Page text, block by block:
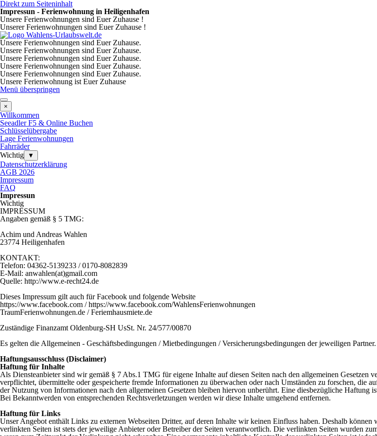
Direkt zum Seiteninhalt
Impressun - Ferienwohnung in Heiligenhafen
Unsere Ferienwohnungen sind Euer Zuhause !
Unserer Ferienwohnungen sind Euer Zuhause !
Unsere Ferienwohnungen sind Euer Zuhause.
Unsere Ferienwohnungen sind Euer Zuhause.
Unsere Ferienwohnungen sind Euer Zuhause.
Unsere Ferienwohnungen sind Euer Zuhause.
Unsere Ferienwohnungen sind Euer Zuhause.
Unsere Ferienwohnung ist Euer Zuhause
Menü überspringen
×
Willkommen
Seeadler F5 & Online Buchen
Schlüsselübergabe
Lage Ferienwohnungen
Fahrräder
Wichtig
▼
Datenschutzerklärung
AGB 2026
Impressum
FAQ
Impressun
Wichtig
IMPRESSUM
Angaben gemäß § 5 TMG:
Achim und Andreas Wahlen
23774 Heiligenhafen
KONTAKT:
Telefon: 04362-5139233 / 0170-8082839
E-Mail: anwahlen(at)gmail.com
Quelle: http://www.e-recht24.de
Dieses Impressum gilt auch für Facebook und folgende Website
https://www.facebook.com /https://www.facebook.com/WahlensFerienwohnungen
TraumFerienwohnungen.de / Feriemhausmiete.de
Zuständige Finanzamt Oldenburg-SH UsSt. Nr. 24/577/00870
Es gelten die Allgemeinen - Geschäftsbedingungen / Mietbedingungen / Versicherungsbedingungen der jeweiligen Partner.
Haftungsausschluss (Disclaimer)
Haftung für Inhalte
Als Diensteanbieter sind wir gemäß § 7 Abs.1 TMG für eigene Inhalte auf diesen Seiten nach den allgemeinen
verpflichtet, übermittelte oder gespeicherte fremde Informationen zu überwachen oder nach Umständen zu forschen,
der Nutzung von Informationen nach den allgemeinen Gesetzen bleiben hiervon unberührt. Eine diesbezügliche
Bei Bekanntwerden von entsprechenden Rechtsverletzungen werden wir diese Inhalte umgehend entfernen.
Haftung für Links
Unser Angebot enthält Links zu externen Webseiten Dritter, auf deren Inhalte wir keinen Einfluss haben. Deshalb
verlinkten Seiten ist stets der jeweilige Anbieter oder Betreiber der Seiten verantwortlich. Die verlinkten Seiten wurden